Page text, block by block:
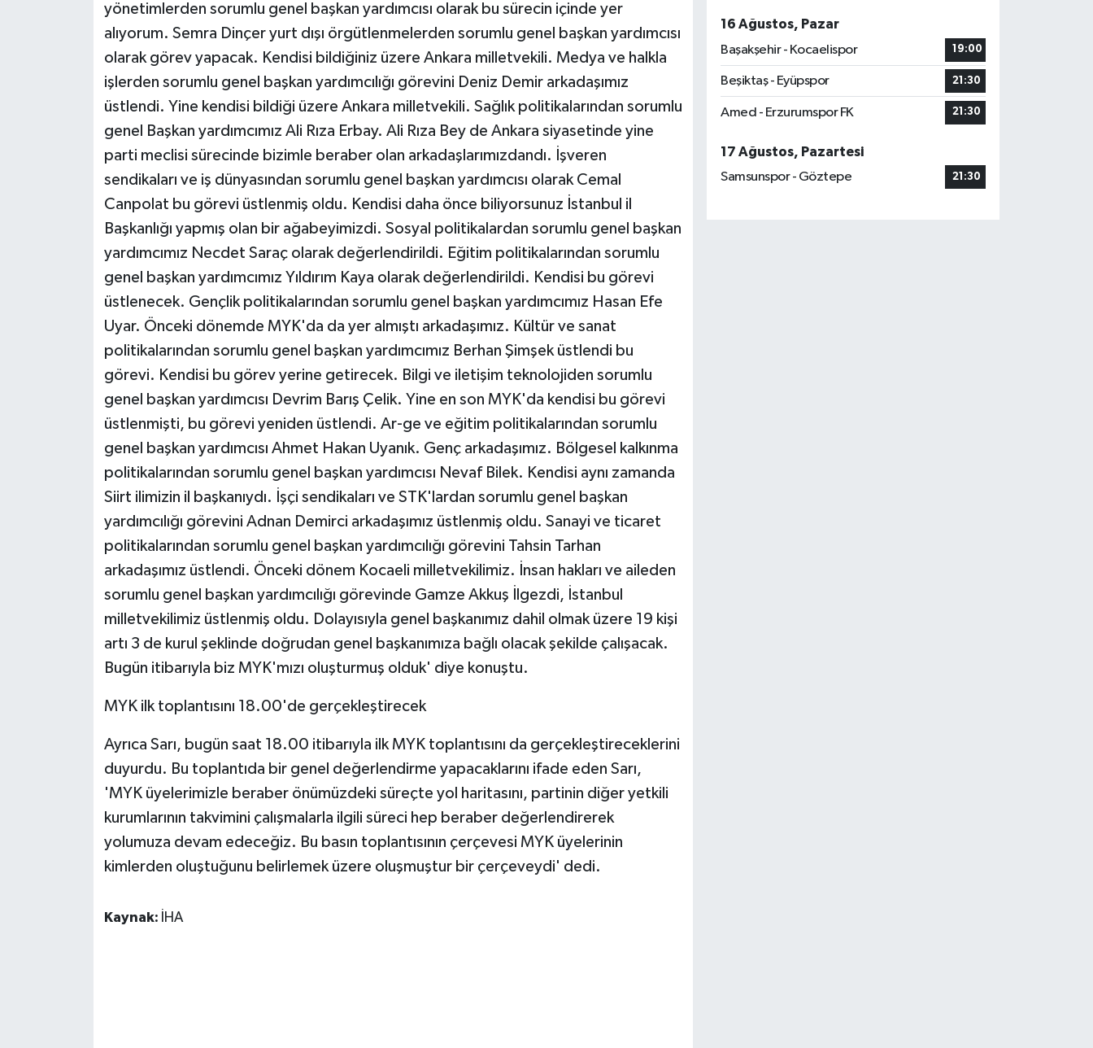
yönetimlerden sorumlu genel başkan yardımcısı olarak bu sürecin içinde yer
alıyorum. Semra Dinçer yurt dışı örgütlenmelerden sorumlu genel başkan yardımcısı
olarak görev yapacak. Kendisi bildiğiniz üzere Ankara milletvekili. Medya ve halkla
işlerden sorumlu genel başkan yardımcılığı görevini Deniz Demir arkadaşımız
üstlendi. Yine kendisi bildiği üzere Ankara milletvekili. Sağlık politikalarından sorumlu
genel Başkan yardımcımız Ali Rıza Erbay. Ali Rıza Bey de Ankara siyasetinde yine
parti meclisi sürecinde bizimle beraber olan arkadaşlarımızdandı. İşveren
sendikaları ve iş dünyasından sorumlu genel başkan yardımcısı olarak Cemal
Canpolat bu görevi üstlenmiş oldu. Kendisi daha önce biliyorsunuz İstanbul il
Başkanlığı yapmış olan bir ağabeyimizdi. Sosyal politikalardan sorumlu genel başkan
yardımcımız Necdet Saraç olarak değerlendirildi. Eğitim politikalarından sorumlu
genel başkan yardımcımız Yıldırım Kaya olarak değerlendirildi. Kendisi bu görevi
üstlenecek. Gençlik politikalarından sorumlu genel başkan yardımcımız Hasan Efe
Uyar. Önceki dönemde MYK'da da yer almıştı arkadaşımız. Kültür ve sanat
politikalarından sorumlu genel başkan yardımcımız Berhan Şimşek üstlendi bu
görevi. Kendisi bu görev yerine getirecek. Bilgi ve iletişim teknolojiden sorumlu
genel başkan yardımcısı Devrim Barış Çelik. Yine en son MYK'da kendisi bu görevi
üstlenmişti, bu görevi yeniden üstlendi. Ar-ge ve eğitim politikalarından sorumlu
genel başkan yardımcısı Ahmet Hakan Uyanık. Genç arkadaşımız. Bölgesel kalkınma
politikalarından sorumlu genel başkan yardımcısı Nevaf Bilek. Kendisi aynı zamanda
Siirt ilimizin il başkanıydı. İşçi sendikaları ve STK'lardan sorumlu genel başkan
yardımcılığı görevini Adnan Demirci arkadaşımız üstlenmiş oldu. Sanayi ve ticaret
politikalarından sorumlu genel başkan yardımcılığı görevini Tahsin Tarhan
arkadaşımız üstlendi. Önceki dönem Kocaeli milletvekilimiz. İnsan hakları ve aileden
sorumlu genel başkan yardımcılığı görevinde Gamze Akkuş İlgezdi, İstanbul
milletvekilimiz üstlenmiş oldu. Dolayısıyla genel başkanımız dahil olmak üzere 19 kişi
artı 3 de kurul şeklinde doğrudan genel başkanımıza bağlı olacak şekilde çalışacak.
Bugün itibarıyla biz MYK'mızı oluşturmuş olduk' diye konuştu.
MYK ilk toplantısını 18.00'de gerçekleştirecek
Ayrıca Sarı, bugün saat 18.00 itibarıyla ilk MYK toplantısını da gerçekleştireceklerini
duyurdu. Bu toplantıda bir genel değerlendirme yapacaklarını ifade eden Sarı,
'MYK üyelerimizle beraber önümüzdeki süreçte yol haritasını, partinin diğer yetkili
kurumlarının takvimini çalışmalarla ilgili süreci hep beraber değerlendirerek
yolumuza devam edeceğiz. Bu basın toplantısının çerçevesi MYK üyelerinin
kimlerden oluştuğunu belirlemek üzere oluşmuştur bir çerçeveydi' dedi.
Kaynak: İHA
16 Ağustos, Pazar
Başakşehir - Kocaelispor
19:00
Beşiktaş - Eyüpspor 21:30
Amed - Erzurumspor FK 21:30
17 Ağustos, Pazartesi
Samsunspor - Göztepe
21:30